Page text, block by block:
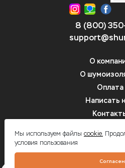
8 (800)
О
О
Оплата
Написать
Шумоff -
Мы используем файлы cookie.
условия пользования
Согласен